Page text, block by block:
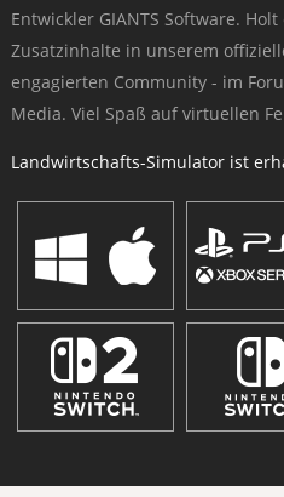
Entwickler GIANTS Software.
Zusatzinhalte in unserem
engagierten Community - im
Media. Viel Spaß auf virtuellen
Landwirtschafts-Simulator ist